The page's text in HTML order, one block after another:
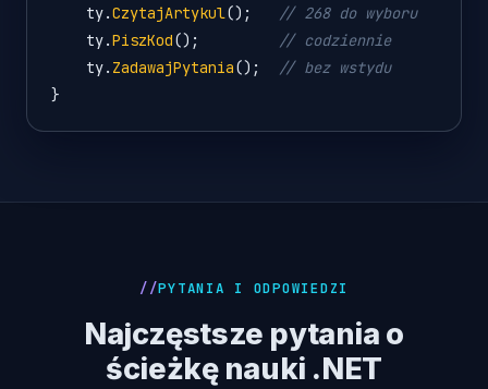
ty.CzytajArtykul();
// 268 do wyboru
ty.PiszKod();
// codziennie
ty. ZadawajPytania();
// bez wstydu
}
PYTANIA I ODPOWIEDZI
Najczęstsze pytania o
ścieżkę nauki .NET